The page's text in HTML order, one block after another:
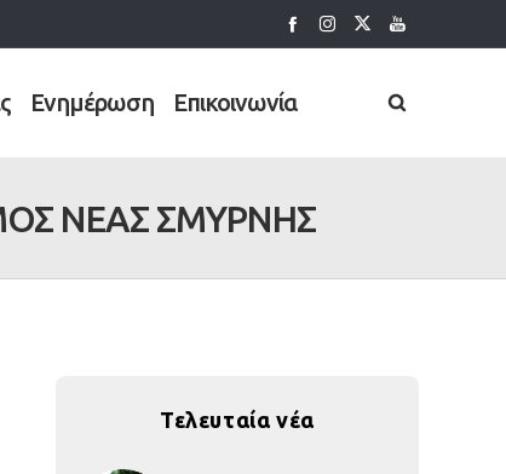
Ενημέρωση Επικοινωνία
ΝΕΑΣ ΣΜΥΡΝΗΣ
Τελευταία νέα